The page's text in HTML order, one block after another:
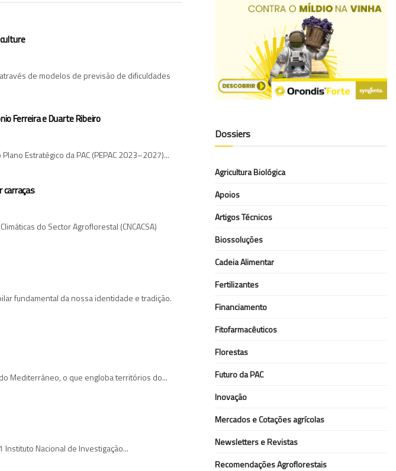
de modelos de previsão de dificuldades
Ferreira e Duarte Ribeiro
Estratégico da PAC (PEPAC 2023–2027)...
carraças
do Sector Agroflorestal (CNCACSA)
fundamental da nossa identidade e tradição.
Mediterrâneo, o que engloba territórios do...
Instituto Nacional de Investigação...
Dossiers
Agricultura Biológica
Apoios
Artigos Técnicos
Biossoluções
Cadeia Alimentar
Fertilizantes
Financiamento
Fitofarmacêuticos
Florestas
Futuro da PAC
Inovação
Mercados e Cotações agrícolas
Newsletters e Revistas
Recomendações Agroflorestais